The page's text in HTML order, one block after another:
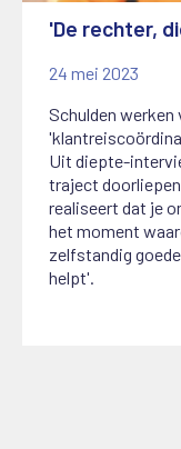
'De rechter,
24 mei 2023
Schulden
Uit diepte-
traject
realiseert dat je
het moment
zelfstandig
helpt'.